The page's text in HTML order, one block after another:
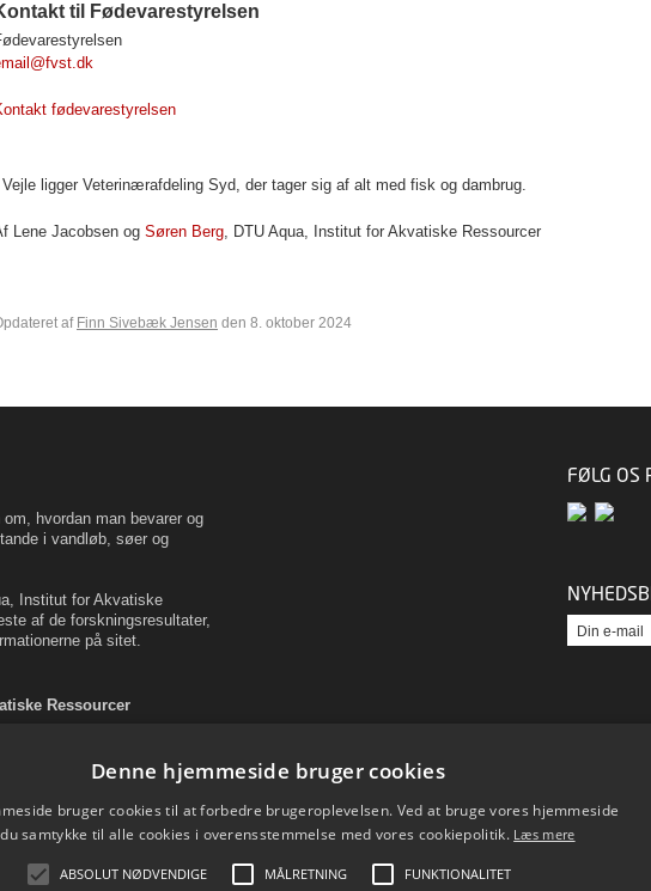
til Fødevarestyrelsen
fødevarestyrelsen
I Vejle ligger Veterinærafdeling Syd, der tager sig af alt med fisk og dambrug.
Lene Jacobsen og Søren Berg, DTU Aqua, Institut for Akvatiske Ressourcer
af Finn Sivebæk Jensen den 8. oktober 2024
hvordan man bevarer og
i vandløb, søer og
Institut for Akvatiske
af de forskningsresultater,
på sitet.
Ressourcer
FØLG OS
Denne hjemmeside bruger cookies
bruger cookies til at forbedre brugeroplevelsen. Ved at bruge vores hjemmeside
samtykke til alle cookies i overensstemmelse med vores cookiepolitik. Læs mere
ABSOLUT NØDVENDIGE MÅLRETNING FUNKTIONALITET